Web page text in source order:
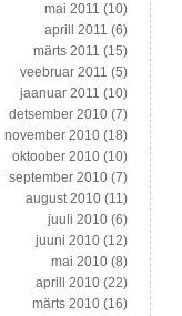
mai 2011 (10)
aprill 2011 (6)
märts 2011 (15)
veebruar 2011 (5)
jaanuar 2011 (10)
detsember 2010 (7)
november 2010 (18)
oktoober 2010 (10)
september 2010 (7)
august 2010 (11)
juuli 2010 (6)
juuni 2010 (12)
mai 2010 (8)
aprill 2010 (22)
märts 2010 (16)